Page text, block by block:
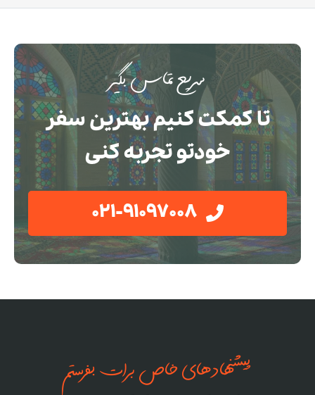
سریع تماس بگیر
تا کمکت کنیم بهترین سفر
خودتو تجربه کنی
021-91097008
پیشنهادهای خاص برات بفرستم